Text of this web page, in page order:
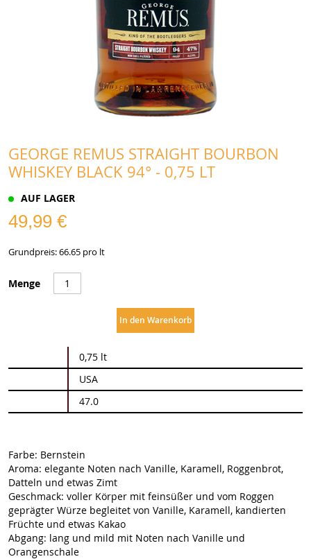
GEORGE REMUS STRAIGHT BOURBON
WHISKEY BLACK 94° - 0,75 LT
AUF LAGER
49,99 €
Grundpreis: 66.65 pro lt
Menge
In den Warenkorb
Informationen
0,75 lt
USA
47.0
Farbe: Bernstein
Aroma: elegante Noten nach Vanille, Karamell, Roggenbrot,
Datteln und etwas Zimt
Geschmack: voller Körper mit feinsüßer und vom Roggen
geprägter Würze begleitet von Vanille, Karamell, kandierten
Früchte und etwas Kakao
Abgang: lang und mild mit Noten nach Vanille und
Orangenschale